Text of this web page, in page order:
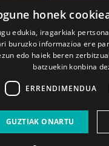
honek
edukia, iragarkiak
buruzko informazioa ere
edo haiek beren
batzuekin konbina
ERRENDIMENDUA
GUZTIAK ONARTU